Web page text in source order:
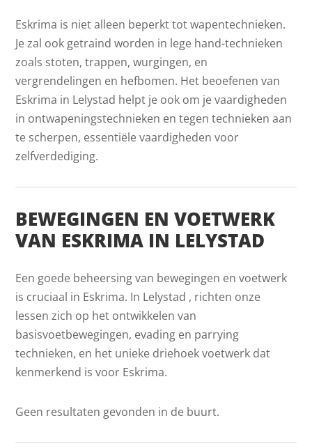
Eskrima is niet alleen beperkt tot wapentechnieken.
Je zal ook getraind worden in lege hand-technieken
zoals stoten, trappen, wurgingen, en
vergrendelingen en hefbomen. Het beoefenen van
Eskrima in Lelystad helpt je ook om je vaardigheden
in ontwapeningstechnieken en tegen technieken aan
te scherpen, essentiële vaardigheden voor
zelfverdediging.
BEWEGINGEN EN VOETWERK
VAN ESKRIMA IN LELYSTAD
Een goede beheersing van bewegingen en voetwerk
is cruciaal in Eskrima. In Lelystad , richten onze
lessen zich op het ontwikkelen van
basisvoetbewegingen, evading en parrying
technieken, en het unieke driehoek voetwerk dat
kenmerkend is voor Eskrima.
Geen resultaten gevonden in de buurt.